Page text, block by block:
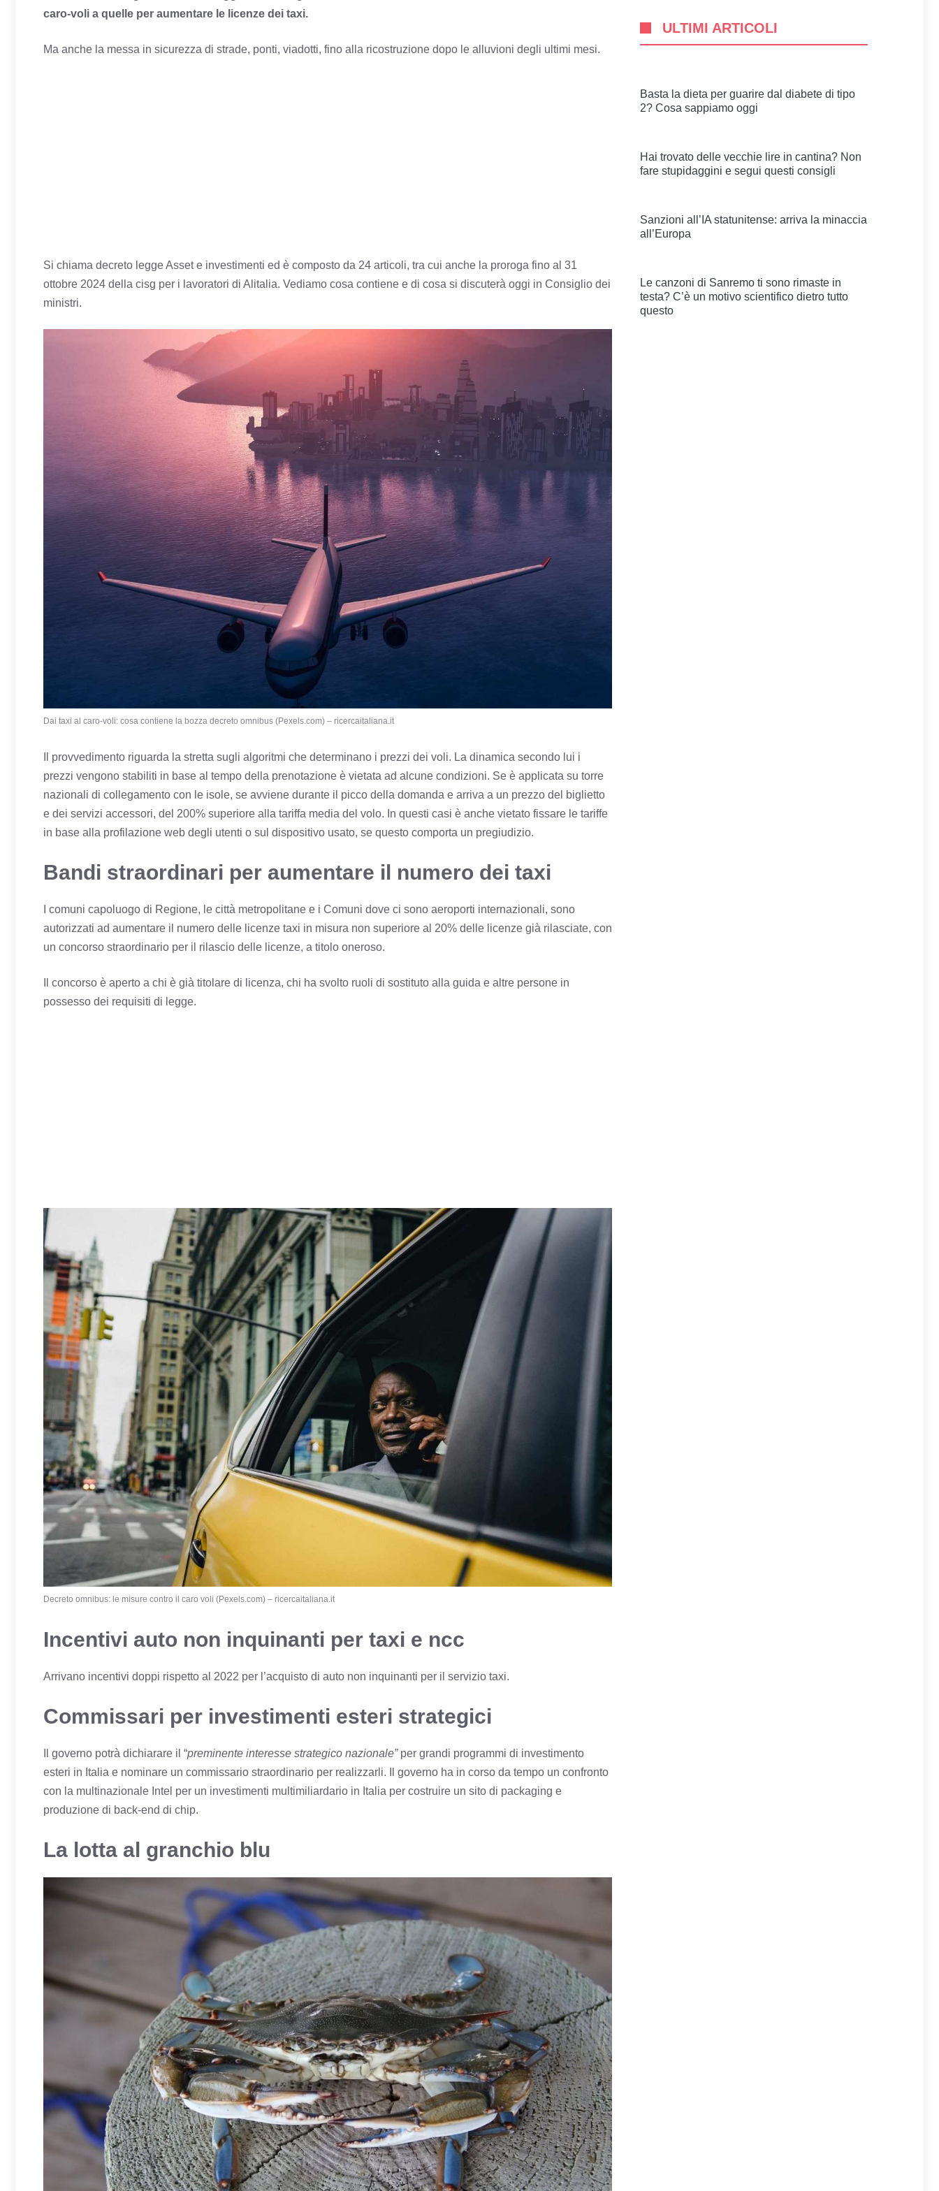
caro-voli a quelle per aumentare le licenze dei taxi.
Ma anche la messa in sicurezza di strade, ponti, viadotti, fino alla ricostruzione dopo le alluvioni degli ultimi mesi.
Si chiama decreto legge Asset e investimenti ed è composto da 24 articoli, tra cui anche la proroga fino al 31
ottobre 2024 della cisg per i lavoratori di Alitalia. Vediamo cosa contiene e di cosa si discuterà oggi in Consiglio dei
ministri.
Dai taxi al caro-voli: cosa contiene la bozza decreto omnibus (Pexels.com) – ricercaitaliana.it
Il provvedimento riguarda la stretta sugli algoritmi che determinano i prezzi dei voli. La dinamica secondo lui i
prezzi vengono stabiliti in base al tempo della prenotazione è vietata ad alcune condizioni. Se è applicata su torre
nazionali di collegamento con le isole, se avviene durante il picco della domanda e arriva a un prezzo del biglietto
e dei servizi accessori, del 200% superiore alla tariffa media del volo. In questi casi è anche vietato fissare le tariffe
in base alla profilazione web degli utenti o sul dispositivo usato, se questo comporta un pregiudizio.
Bandi straordinari per aumentare il numero dei taxi
I comuni capoluogo di Regione, le città metropolitane e i Comuni dove ci sono aeroporti internazionali, sono
autorizzati ad aumentare il numero delle licenze taxi in misura non superiore al 20% delle licenze già rilasciate, con
un concorso straordinario per il rilascio delle licenze, a titolo oneroso.
Il concorso è aperto a chi è già titolare di licenza, chi ha svolto ruoli di sostituto alla guida e altre persone in
possesso dei requisiti di legge.
Decreto omnibus: le misure contro il caro voli (Pexels.com) – ricercaitaliana.it
Incentivi auto non inquinanti per taxi e ncc
Arrivano incentivi doppi rispetto al 2022 per l’acquisto di auto non inquinanti per il servizio taxi.
Commissari per investimenti esteri strategici
Il governo potrà dichiarare il “preminente interesse strategico nazionale” per grandi programmi di investimento
esteri in Italia e nominare un commissario straordinario per realizzarli. Il governo ha in corso da tempo un confronto
con la multinazionale Intel per un investimenti multimiliardario in Italia per costruire un sito di packaging e
produzione di back-end di chip.
La lotta al granchio blu
ULTIMI ARTICOLI
Basta la dieta per guarire dal diabete di tipo
2? Cosa sappiamo oggi
Hai trovato delle vecchie lire in cantina? Non
fare stupidaggini e segui questi consigli
Sanzioni all’IA statunitense: arriva la minaccia
all’Europa
Le canzoni di Sanremo ti sono rimaste in
testa? C’è un motivo scientifico dietro tutto
questo